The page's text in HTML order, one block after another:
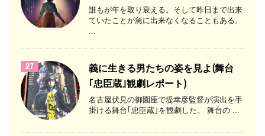
誰もが年を取り衰える。そして昨日まで出来
ていたことが急に出来なくなることもある。
27
義に生きる男たちの姿を見よ(舞台
｢忠臣蔵｣観劇レポート)
名古屋伏見の御園座で堤幸彦監督が演出を手
掛ける舞台｢忠臣蔵｣を観劇した。 舞台の ...